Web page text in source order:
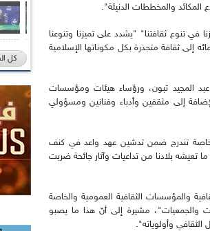
المكائد والمخططات الدنيئة".
في تنوع ثقافتنا" "يشدد على تميزنا وتنوعنا
إلى ثقافة متجذرة بكل مكوناتها الإسلامية
المجيد تبون، ورؤساء هيئات ومؤسسات
إلى مثقفين وأدباء وفنانين ومسؤولي
تندرج ضمن تدشين عهد واعد في كنف
ما تعيشه بلادنا من تداعيات وآثار جائحة ضربت
والمؤسسات الثقافية العمومية والخاصة
والجمعيات"، مشيرة إلى أنّ هذا ما يصبو
وأولوياته".
كل